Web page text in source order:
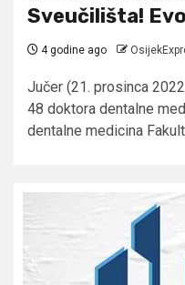
Sveučilišta!
4 godine ago
Jučer (21. prosinca
48 doktora dentalne
dentalne medicina